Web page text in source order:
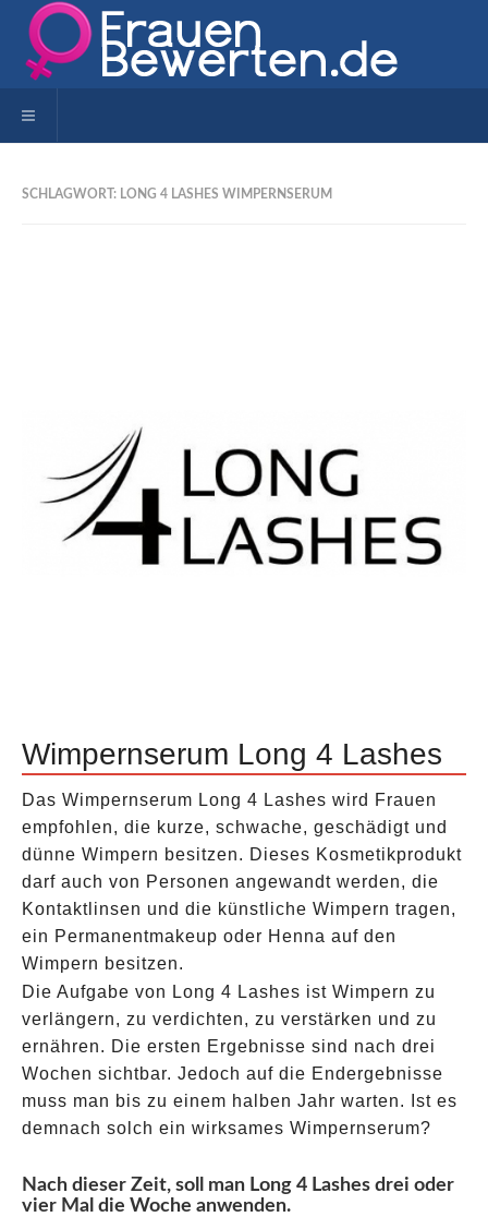
Toggle navigation
SCHLAGWORT: LONG 4 LASHES WIMPERNSERUM
Wimpernserum Long 4 Lashes
Das Wimpernserum Long 4 Lashes wird Frauen
empfohlen, die kurze, schwache, geschädigt und
dünne Wimpern besitzen. Dieses Kosmetikprodukt
darf auch von Personen angewandt werden, die
Kontaktlinsen und die künstliche Wimpern tragen,
ein Permanentmakeup oder Henna auf den
Wimpern besitzen.
Die Aufgabe von Long 4 Lashes ist Wimpern zu
verlängern, zu verdichten, zu verstärken und zu
ernähren. Die ersten Ergebnisse sind nach drei
Wochen sichtbar. Jedoch auf die Endergebnisse
muss man bis zu einem halben Jahr warten. Ist es
demnach solch ein wirksames Wimpernserum?
Nach dieser Zeit, soll man Long 4 Lashes drei oder
vier Mal die Woche anwenden.